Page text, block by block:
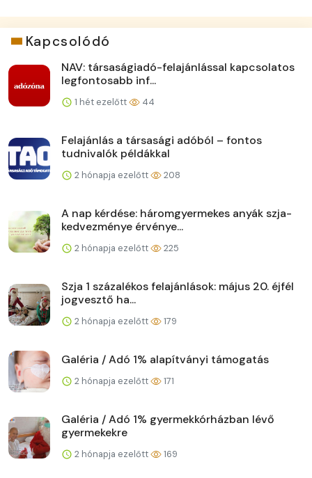
Kapcsolódó
NAV: társaságiadó-felajánlással kapcsolatos
legfontosabb inf...
1 hét ezelőtt 44
Felajánlás a társasági adóból – fontos
tudnivalók példákkal
2 hónapja ezelőtt 208
A nap kérdése: háromgyermekes anyák szja-
kedvezménye érvénye...
2 hónapja ezelőtt 225
Szja 1 százalékos felajánlások: május 20. éjfél
jogvesztő ha...
2 hónapja ezelőtt 179
Galéria / Adó 1% alapítványi támogatás
2 hónapja ezelőtt 171
Galéria / Adó 1% gyermekkórházban lévő
gyermekekre
2 hónapja ezelőtt 169